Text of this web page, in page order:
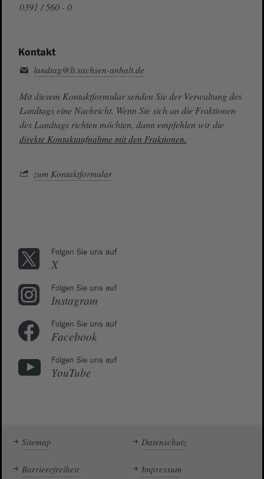
0391 / 560 - 0
Kontakt
landtag@lt.sachsen-anhalt.de
Mit diesem Kontaktformular senden Sie der Verwaltung des
Landtags eine Nachricht. Wenn Sie sich an die Fraktionen
des Landtags richten möchten, dann empfehlen wir die
direkte Kontaktaufnahme mit den Fraktionen.
zum Kontaktformular
Folgen Sie uns auf
X
Folgen Sie uns auf
Instagram
Folgen Sie uns auf
Facebook
Folgen Sie uns auf
YouTube
Sitemap Datenschutz
Barrierefreiheit Impressum